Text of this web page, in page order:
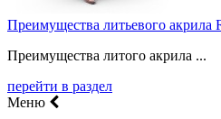
Преимущества литьевого акрила
Преимущества литого акрила ...
перейти в раздел
Меню